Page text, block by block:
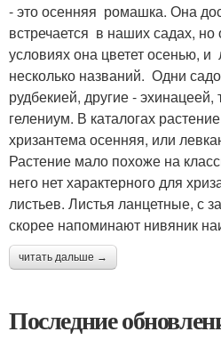
- это осенняя ромашка. Она
встречается в наших садах,
условиях она цветет осенью,
несколько названий. Одни
рудбекией, другие - эхинацеей,
гелениум. В каталогах
хризантема осенняя, или
Растение мало похоже на
него нет характерного для
листьев. Листья ланцетные, с
скорее напоминают нивяник
читать дальше →
Последние